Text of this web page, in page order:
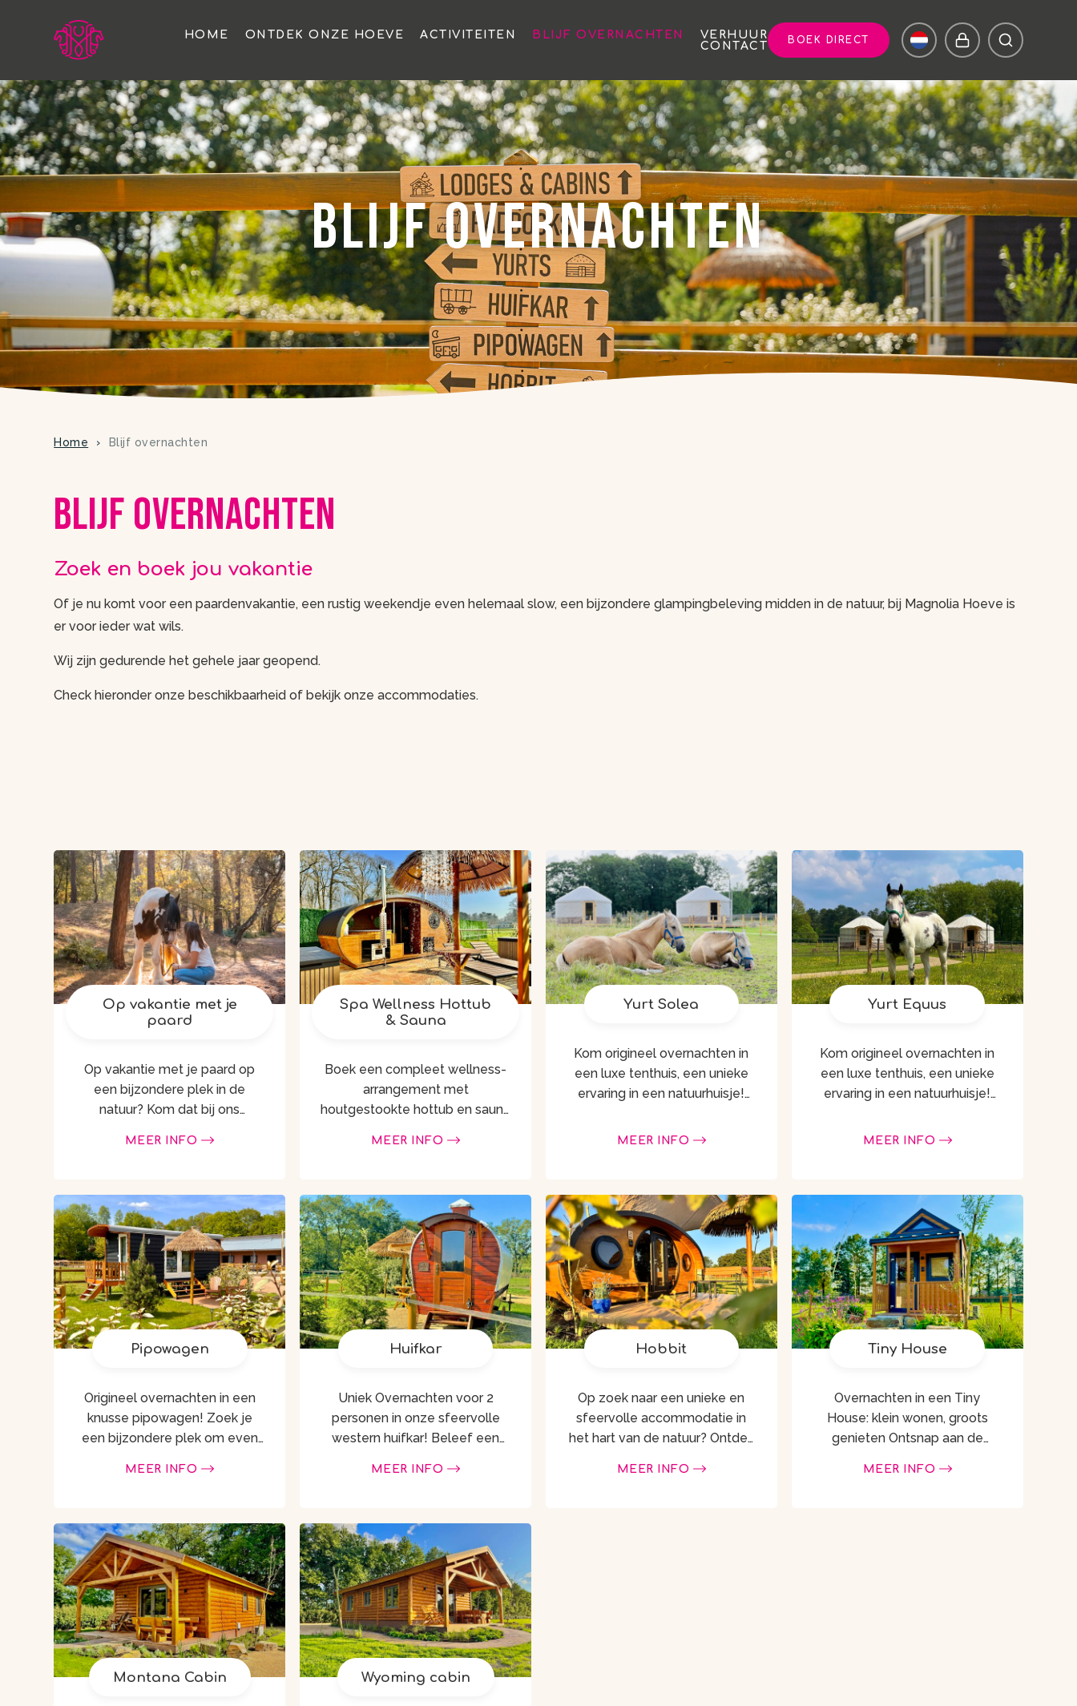
HOME ONTDEK ONZE HOEVE ACTIVITEITEN BLIJF OVERNACHTEN
VERHUUR
CONTACT
BOEK DIRECT
Blijf overnachten
Home Blijf overnachten
Blijf overnachten
Zoek en boek jou vakantie
Of je nu komt voor een paardenvakantie, een rustig weekendje even helemaal slow, een bijzondere glampingbeleving midden in de natuur, bij Magnolia Hoeve is
er voor ieder wat wils.
Wij zijn gedurende het gehele jaar geopend.
Check hieronder onze beschikbaarheid of bekijk onze accommodaties.
Op vakantie met je
paard
Op vakantie met je paard op
een bijzondere plek in de
natuur? Kom dat bij ons
Staatsbossen …
MEER INFO
Spa Wellness Hottub
& Sauna
Boek een compleet wellness-
arrangement met
houtgestookte hottub en sauna
in onze …
MEER INFO
Yurt Solea
Kom origineel overnachten in
een luxe tenthuis, een unieke
ervaring in een natuurhuisje!
overnachting in een yurt, een
MEER INFO
Yurt Equus
Kom origineel overnachten in
een luxe tenthuis, een unieke
ervaring in een natuurhuisje!
overnachting in een yurt, een
MEER INFO
Pipowagen
Origineel overnachten in een
knusse pipowagen! Zoek je
een bijzondere plek om even
Onze sfeervolle en charmante
MEER INFO
Huifkar
Uniek Overnachten voor 2
personen in onze sfeervolle
western huifkar! Beleef een
overnacht in een authentieke
MEER INFO
Hobbit
Op zoek naar een unieke en
sfeervolle accommodatie in
het hart van de natuur? Ontdek
unieke ervaring in een gezellig,
MEER INFO
Tiny House
Overnachten in een Tiny
House: klein wonen, groots
genieten Ontsnap aan de
bijzonder overnachten in een
MEER INFO
Montana Cabin Wyoming cabin